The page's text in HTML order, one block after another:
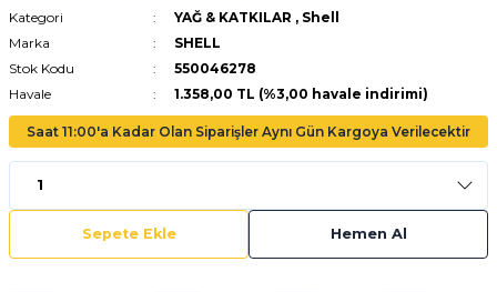
Kategori
YAĞ & KATKILAR , Shell
Marka
SHELL
Stok Kodu
550046278
Havale
1.358,00 TL (%3,00 havale indirimi)
Saat 11:00'a Kadar Olan Siparişler Aynı Gün Kargoya Verilecektir
Sepete Ekle Hemen Al